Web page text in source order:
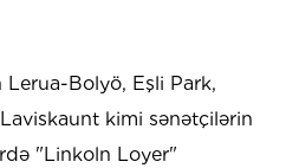
Bolyö, Eşli Park,
kimi sənətçilərin
"Linkoln Loyer"